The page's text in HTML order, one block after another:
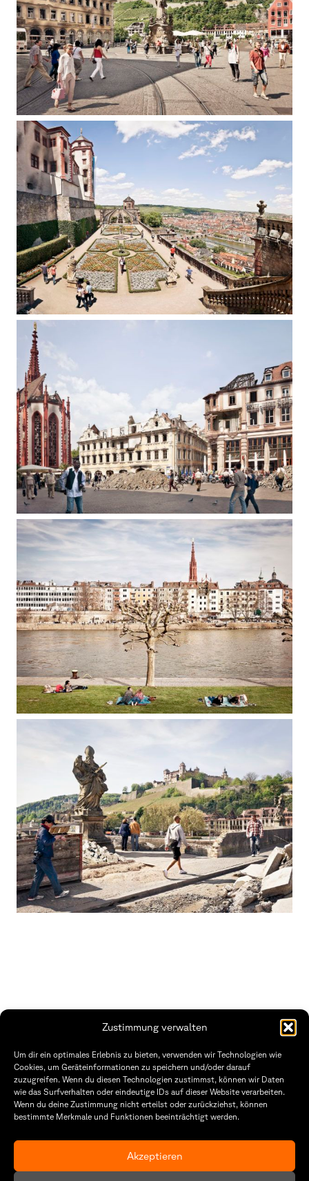
Zustimmung verwalten
Um dir ein optimales Erlebnis zu bieten, verwenden wir Technologien wie
Cookies, um Geräteinformationen zu speichern und/oder darauf
zuzugreifen. Wenn du diesen Technologien zustimmst, können wir Daten
wie das Surfverhalten oder eindeutige IDs auf dieser Website verarbeiten.
Wenn du deine Zustimmung nicht erteilst oder zurückziehst, können
bestimmte Merkmale und Funktionen beeinträchtigt werden.
Akzeptieren
THWS | Fakultät Gestaltung Würzburg
Technische Hochschule
Würzburg-Schweinfurt
Sanderheinrichsleitenweg 20
tel: +49 931 35 11 93 02
Öffnungszeiten Dekanat
Montag – Freitag
8:30 – 12:00
8:30 – 15:30
Datenschutzerklärung